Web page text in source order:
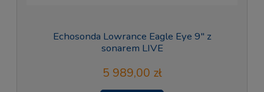
Echosonda Lowrance Eagle Eye 9" z
sonarem LIVE
5 989,00 zł